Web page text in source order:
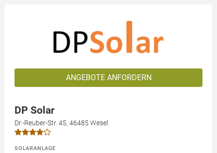
ANGEBOTE ANFORDERN
DP Solar
Dr.-Reuber-Str. 45, 46485 Wesel
SOLARANLAGE